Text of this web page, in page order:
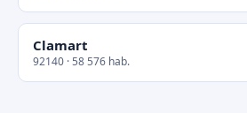
Clamart
92140 · 58 576 hab.